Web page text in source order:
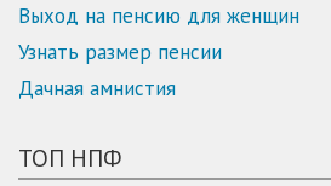
Выход на пенсию для женщин
Узнать размер пенсии
Дачная амнистия
ТОП НПФ